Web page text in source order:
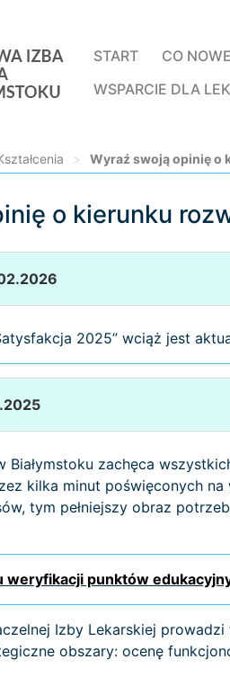
START
CO
WSPARCIE DLA
> Wyraź swoją opinię o
o kierunku
2025” wciąż jest
Białymstoku zachęca
kilka minut poświęconych na
tym pełniejszy obraz
weryfikacji punktów
Izby Lekarskiej
obszary: ocenę